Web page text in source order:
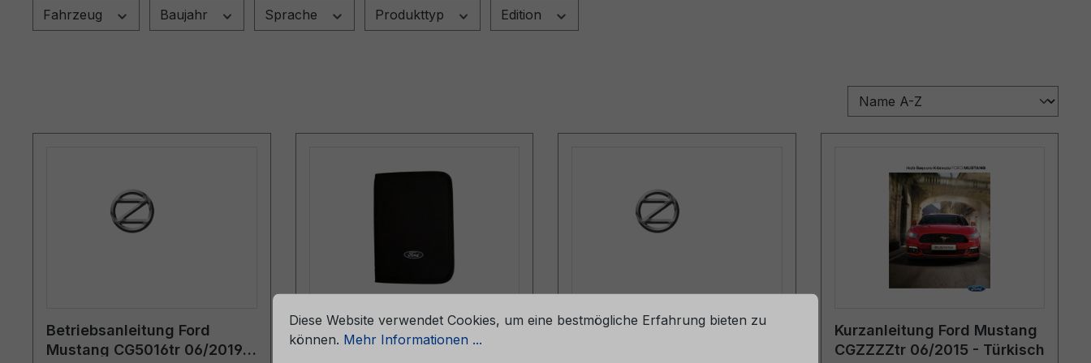
Fahrzeug Baujahr Sprache Produkttyp Edition
Betriebsanleitung Ford
Mustang CG5016tr 06/2019 -
Bordmappe (ohne Inhalt)
6M51-7057-BA
Kurzanleitung Ford Mustang
Kurzanleitung Ford Mustang
CGZZZZtr 06/2015 - Türkisch
Cookie-Voreinstellungen
Mehr Informationen ...
Diese Website verwendet Cookies, um eine bestmögliche Erfahrung bieten zu
können. Mehr Informationen ...